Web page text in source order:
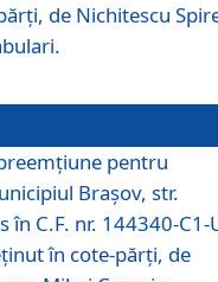
de Nichitescu
pentru
Braşov, str.
în C.F. nr. 144340-C1-
în cote-părți, de